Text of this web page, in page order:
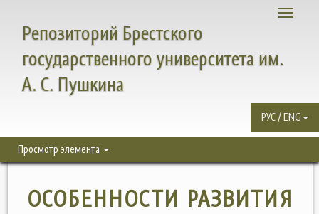
Toggle
Репозиторий Брестского
государственного университета им.
А. С. Пушкина
РУС / ENG
Просмотр элемента
ОСОБЕННОСТИ РАЗВИТИЯ